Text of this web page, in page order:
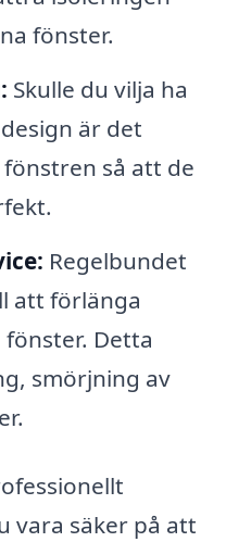
fönster.
Skulle du vilja ha
är det
så att de
Regelbundet
att förlänga
Detta
smörjning av
vara säker på att